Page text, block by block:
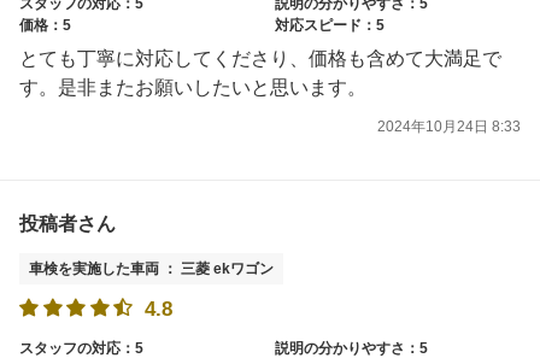
スタッフの対応：5
説明の分かりやすさ：5
価格：5
対応スピード：5
とても丁寧に対応してくださり、価格も含めて大満足で
す。是非またお願いしたいと思います。
2024年10月24日 8:33
投稿者さん
車検を実施した車両 ： 三菱 ekワゴン
4.8
スタッフの対応：5
説明の分かりやすさ：5